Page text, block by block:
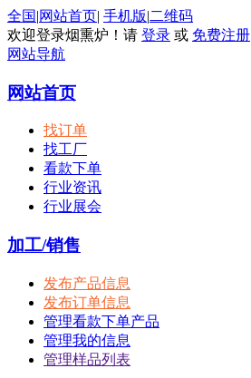
全国|网站首页| 手机版|二维码
欢迎登录烟熏炉！请 登录 或 免费注册
网站导航
网站首页
找订单
找工厂
看款下单
行业资讯
行业展会
加工/销售
发布产品信息
发布订单信息
管理看款下单产品
管理我的信息
管理样品列表